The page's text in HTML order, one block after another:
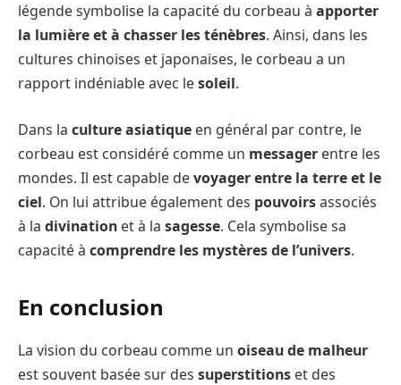
légende symbolise la capacité du corbeau à apporter
la lumière et à chasser les ténèbres. Ainsi, dans les
cultures chinoises et japonaises, le corbeau a un
rapport indéniable avec lesoleil.
Dans la culture asiatique en général par contre, le
corbeau est considéré comme un messager entre les
mondes. Il est capable devoyager entre la terre et le
ciel. On lui attribue également des pouvoirsassociés
à la divination et à la sagesse. Cela symbolise sa
capacité à comprendre les mystères de l’univers.
En conclusion
La vision du corbeau comme un oiseau de malheur
est souvent basée sur des superstitions et des